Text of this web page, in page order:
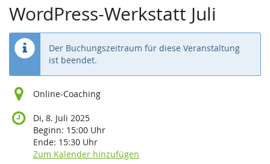
WordPress-Werkstatt Juli
Der Buchungszeitraum für diese Veranstaltung
ist beendet.
Online-Coaching
Di, 8. Juli 2025
Beginn: 15:00 Uhr
Ende: 15:30 Uhr
Zum Kalender hinzufügen